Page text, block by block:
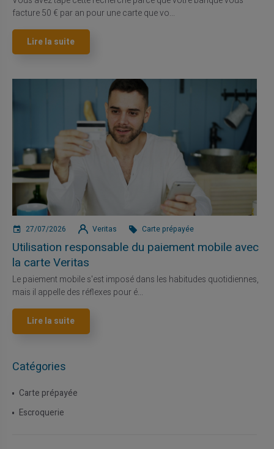
facture 50 € par an pour une carte que vo...
Lire la suite
27/07/2026 Veritas Carte prépayée
Utilisation responsable du paiement mobile avec
la carte Veritas
Le paiement mobile s'est imposé dans les habitudes quotidiennes,
mais il appelle des réflexes pour é...
Lire la suite
Catégories
Carte prépayée
Escroquerie